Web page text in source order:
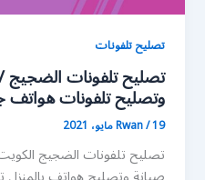
تصليح تلفونات
وتصليح تلفونات هواتف
Rwan/19 مايو، 2021
تصليح تلفونات الضجيج